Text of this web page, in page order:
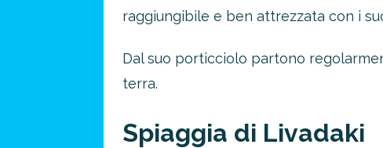
raggiungibile e ben attrezzata con i
Dal suo porticciolo partono
terra.
Spiaggia di Livadaki